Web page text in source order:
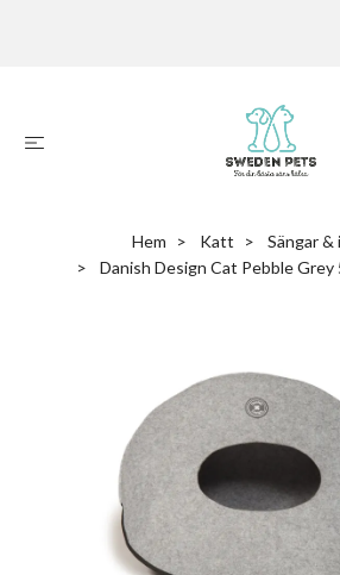
Hem Katt
Sängar &
Danish Design Cat Pebble Grey